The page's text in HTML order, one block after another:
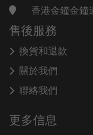
香港金鐘金鐘
售後服務
換貨和退款
關於我們
聯絡我們
更多信息